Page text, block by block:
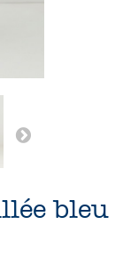
bleu